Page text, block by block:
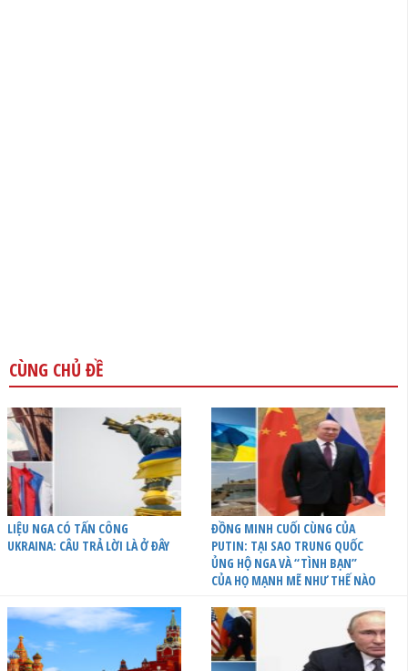
CÙNG CHỦ ĐỀ
LIỆU NGA CÓ TẤN CÔNG
UKRAINA: CÂU TRẢ LỜI LÀ Ở ĐÂY
ĐỒNG MINH CUỐI CÙNG CỦA
PUTIN: TẠI SAO TRUNG QUỐC
ỦNG HỘ NGA VÀ “TÌNH BẠN”
CỦA HỌ MẠNH MẼ NHƯ THẾ NÀO